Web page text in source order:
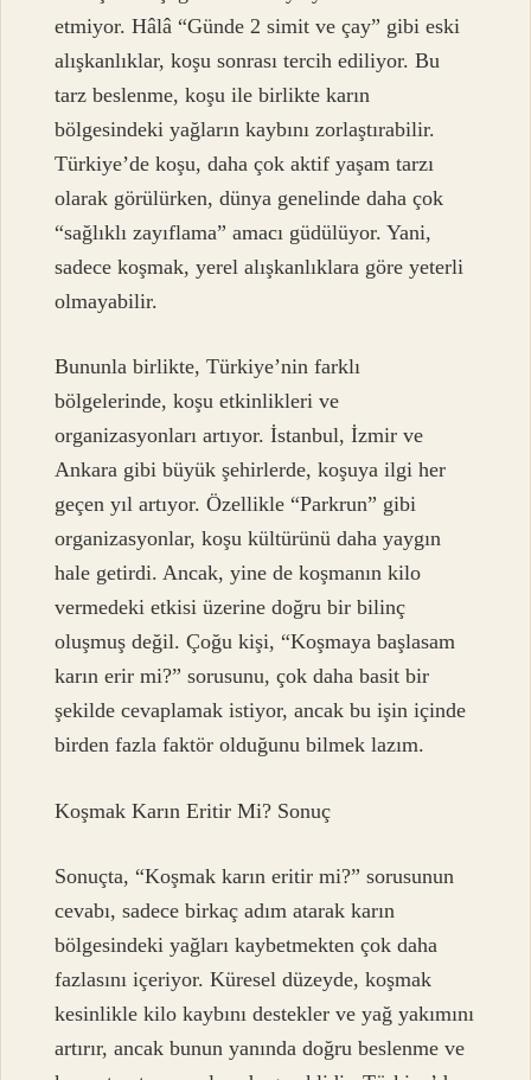
etmiyor. Hâlâ “Günde 2 simit ve çay” gibi eski
alışkanlıklar, koşu sonrası tercih ediliyor. Bu
tarz beslenme, koşu ile birlikte karın
bölgesindeki yağların kaybını zorlaştırabilir.
Türkiye’de koşu, daha çok aktif yaşam tarzı
olarak görülürken, dünya genelinde daha çok
“sağlıklı zayıflama” amacı güdülüyor. Yani,
sadece koşmak, yerel alışkanlıklara göre yeterli
olmayabilir.
Bununla birlikte, Türkiye’nin farklı
bölgelerinde, koşu etkinlikleri ve
organizasyonları artıyor. İstanbul, İzmir ve
Ankara gibi büyük şehirlerde, koşuya ilgi her
geçen yıl artıyor. Özellikle “Parkrun” gibi
organizasyonlar, koşu kültürünü daha yaygın
hale getirdi. Ancak, yine de koşmanın kilo
vermedeki etkisi üzerine doğru bir bilinç
oluşmuş değil. Çoğu kişi, “Koşmaya başlasam
karın erir mi?” sorusunu, çok daha basit bir
şekilde cevaplamak istiyor, ancak bu işin içinde
birden fazla faktör olduğunu bilmek lazım.
Koşmak Karın Eritir Mi? Sonuç
Sonuçta, “Koşmak karın eritir mi?” sorusunun
cevabı, sadece birkaç adım atarak karın
bölgesindeki yağları kaybetmekten çok daha
fazlasını içeriyor. Küresel düzeyde, koşmak
kesinlikle kilo kaybını destekler ve yağ yakımını
artırır, ancak bunun yanında doğru beslenme ve